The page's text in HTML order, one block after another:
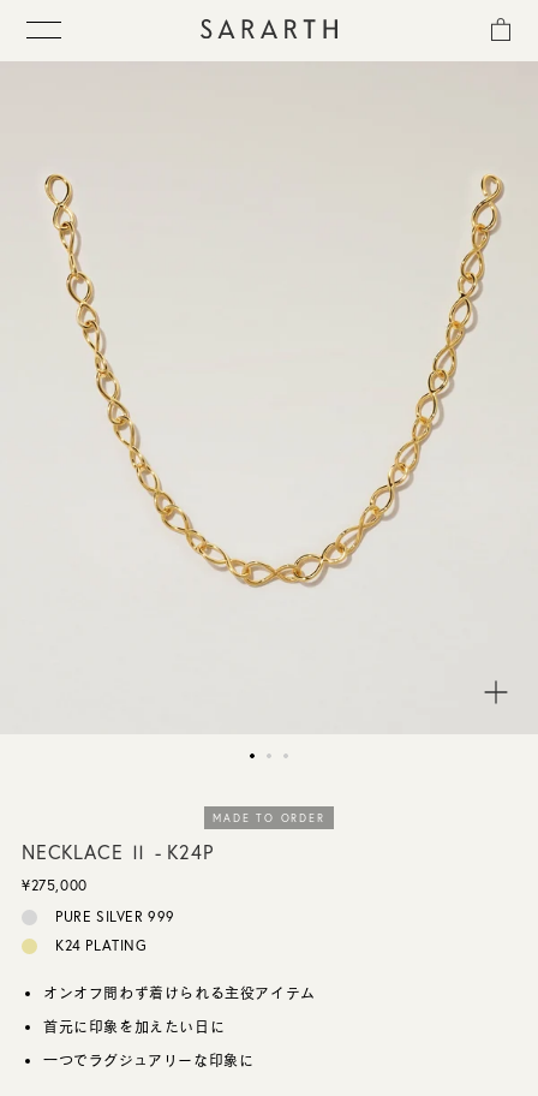
ス
COLLECTION
BEST SELLER
QUICK DELIVERY
SENSITIVITY TRIAL KIT
SHOP LIST
OUR PHILOSOPHY
CUSTOMER SERVICE
MADE TO ORDER
NECKLACE Ⅱ - K24P
¥275,000
PURE SILVER 999
K24 PLATING
オンオフ問わず着けられる主役アイテム
首元に印象を加えたい日に
一つでラグジュアリーな印象に